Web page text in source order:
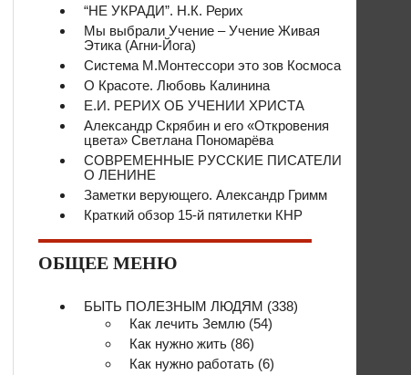
“НЕ УКРАДИ”. Н.К. Рерих
Мы выбрали Учение – Учение Живая
Этика (Агни-Йога)
Система М.Монтессори это зов Космоса
О Красоте. Любовь Калинина
Е.И. РЕРИХ ОБ УЧЕНИИ ХРИСТА
Александр Скрябин и его «Откровения
цвета» Светлана Пономарёва
СОВРЕМЕННЫЕ РУССКИЕ ПИСАТЕЛИ
О ЛЕНИНЕ
Заметки верующего. Александр Гримм
Краткий обзор 15-й пятилетки КНР
ОБЩЕЕ МЕНЮ
БЫТЬ ПОЛЕЗНЫМ ЛЮДЯМ (338)
Как лечить Землю (54)
Как нужно жить (86)
Как нужно работать (6)